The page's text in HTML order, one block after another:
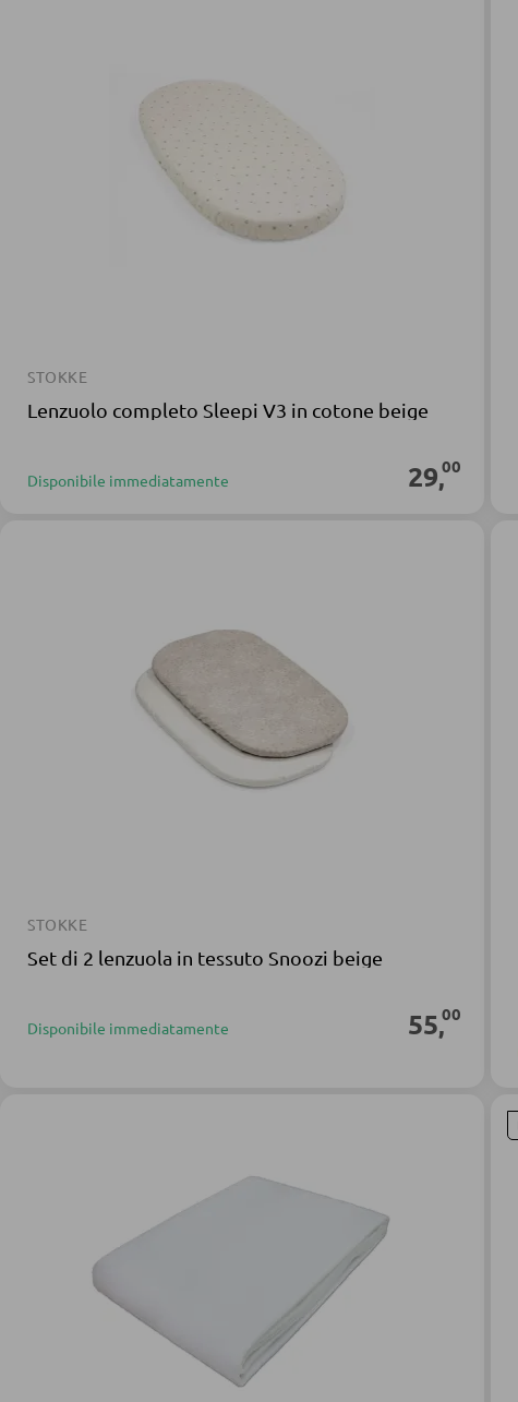
STOKKE
Lenzuolo completo Sleepi V3 in cotone beige
Disponibile immediatamente 29,00
STOKKE
Set di 2 lenzuola in tessuto Snoozi beige
Disponibile immediatamente 55,00